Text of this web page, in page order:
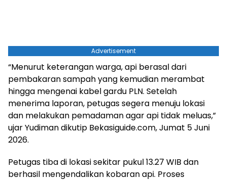
Advertisement
“Menurut keterangan warga, api berasal dari
pembakaran sampah yang kemudian merambat
hingga mengenai kabel gardu PLN. Setelah
menerima laporan, petugas segera menuju lokasi
dan melakukan pemadaman agar api tidak meluas,”
ujar Yudiman dikutip Bekasiguide.com, Jumat 5 Juni
2026.
Petugas tiba di lokasi sekitar pukul 13.27 WIB dan
berhasil mengendalikan kobaran api. Proses